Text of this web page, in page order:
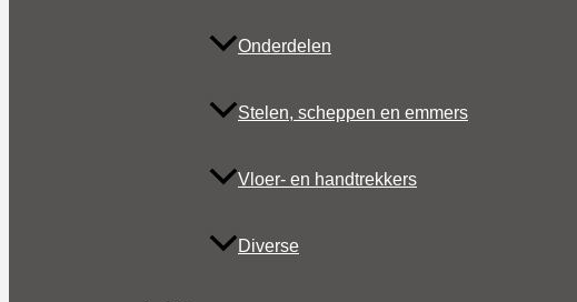
Onderdelen
Stelen, scheppen en emmers
Vloer- en handtrekkers
Diverse